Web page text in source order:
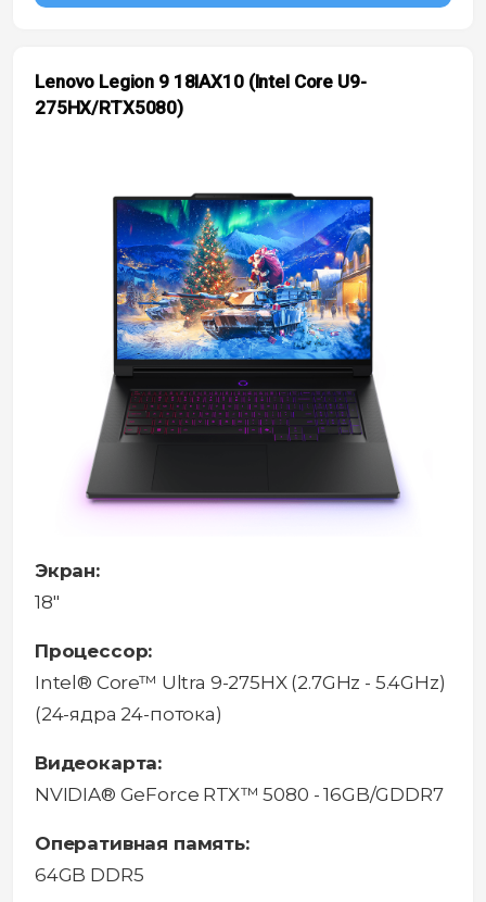
Lenovo Legion 9 18IAX10 (Intel Core U9-
275HX/RTX5080)
Экран:
18"
Процессор:
Intel® Core™ Ultra 9-275HX (2.7GHz - 5.4GHz)
(24-ядра 24-потока)
Видеокарта:
NVIDIA® GeForce RTX™ 5080 - 16GB/GDDR7
Оперативная память:
64GB DDR5